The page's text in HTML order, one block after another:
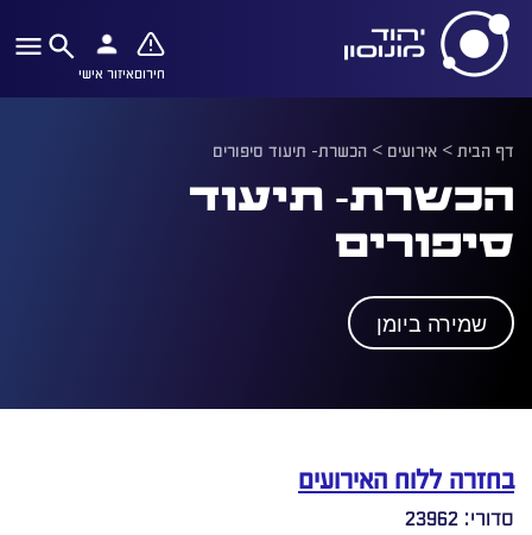
חירוםאיזור אישי
דף הבית> אירועים > הכשרת- תיעוד סיפורים
הכשרת- תיעוד
סיפורים
שמירה ביומן
בחזרה ללוח האירועים
סדורי: 23962